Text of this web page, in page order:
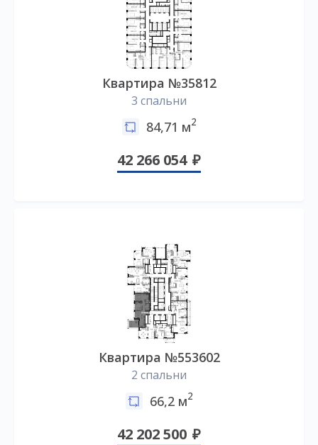
Квартира №35812
3 спальни
84,71 м2
42 266 054
Квартира №553602
2 спальни
66,2 м2
42 202 500